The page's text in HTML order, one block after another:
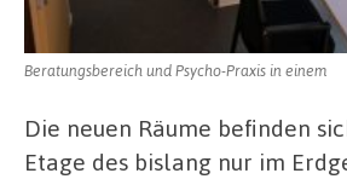
Beratungsbereich und Psycho-Praxis in einem
Die neuen Räume befinden
Etage des bislang nur im